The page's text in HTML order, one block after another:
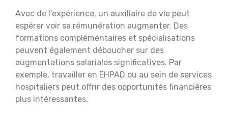
Avec de l’expérience, un auxiliaire de vie peut
espérer voir sa rémunération augmenter. Des
formations complémentaires et spécialisations
peuvent également déboucher sur des
augmentations salariales significatives. Par
exemple, travailler en EHPAD ou au sein de services
hospitaliers peut offrir des opportunités financières
plus intéressantes.